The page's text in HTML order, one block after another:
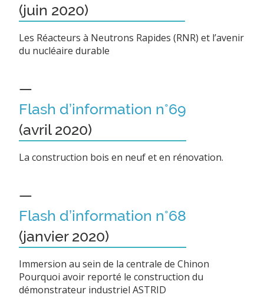
(juin 2020)
Les Réacteurs à Neutrons Rapides (RNR) et l’avenir
du nucléaire durable
—
Flash d’information n°69
(avril 2020)
La construction bois en neuf et en rénovation.
—
Flash d’information n°68
(janvier 2020)
Immersion au sein de la centrale de Chinon
Pourquoi avoir reporté le construction du
démonstrateur industriel ASTRID